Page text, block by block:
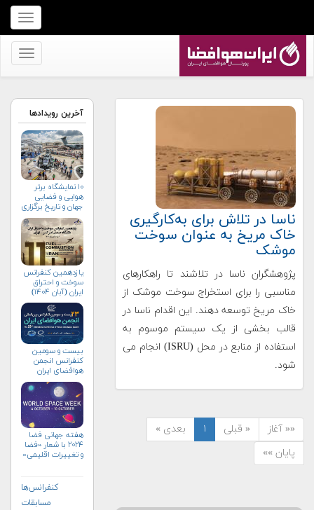
برای
نمایش
منو
برای
کنید
ناسا در تلاش برای به‌کارگیری
خاک مریخ به عنوان سوخت
موشک
پژوهشگران ناسا در تلاشند تا راهکارهای
مناسبی را برای استخراج سوخت موشک از
خاک مریخ توسعه دهند. این اقدام ناسا در
قالب بخشی از یک سیستم موسوم به
استفاده از منابع در محل (ISRU) انجام می
شود.
«« آغاز « قبلی ۱
بعدی »
پایان »»
آخرین رویدادها
۱۰ نمایشگاه برتر
هوایی و فضایی
جهان و تاریخ برگزاری
آن‌ها
یازدهمین کنفرانس
سوخت و احتراق
ایران (آبان‌ ۱۴۰۴)
بیست و سومین
کنفرانس انجمن
هوافضای ايران
هفته جهانی فضا
۲۰۲۴ با شعار «فضا
و تغییرات اقلیمی»
کنفرانس‌ها
مسابقات